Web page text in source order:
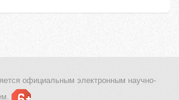
официальным электронным научно-